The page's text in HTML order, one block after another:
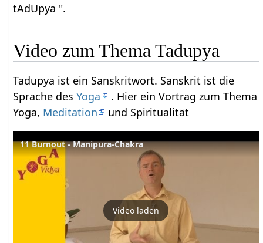
tAdUpya ".
Video zum Thema Tadupya
Tadupya ist ein Sanskritwort. Sanskrit ist die
Sprache desYoga
. Hier ein Vortrag zum Thema
Yoga, Meditation und Spiritualität
11 Burnout - Manipura-Chakra
Video laden